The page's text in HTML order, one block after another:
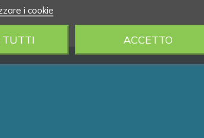
i cookie
TUTTI ACCETTO